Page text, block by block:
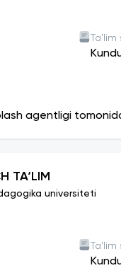
agentligi
TA‘LIM
universiteti